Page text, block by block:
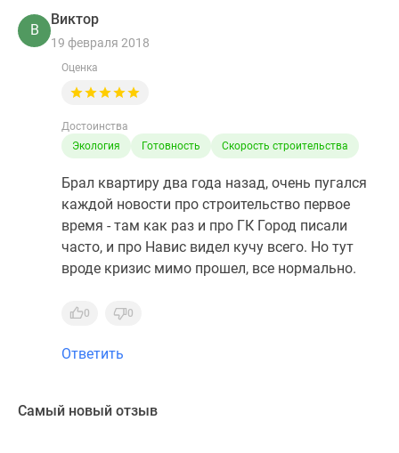
В
Виктор
19 февраля 2018
Оценка
Достоинства
Экология
Готовность Скорость строительства
Брал квартиру два года назад, очень пугался
каждой новости про строительство первое
время - там как раз и про ГК Город писали
часто, и про Навис видел кучу всего. Но тут
вроде кризис мимо прошел, все нормально.
0 0
Ответить
Самый новый отзыв